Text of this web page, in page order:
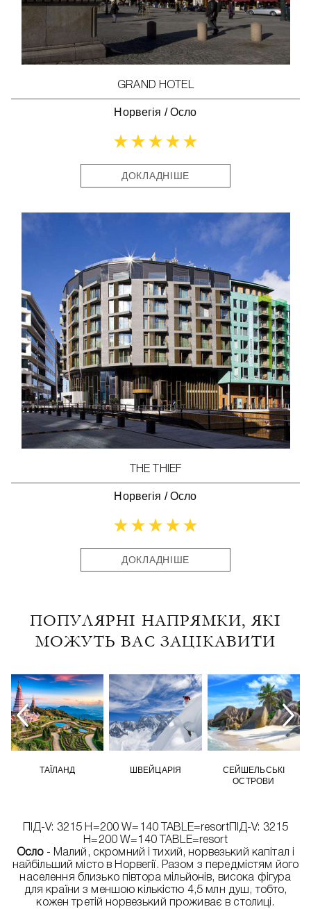
GRAND HOTEL
Норвегія /Осло
ДОКЛАДНІШЕ
THE THIEF
Норвегія /Осло
ДОКЛАДНІШЕ
ПОПУЛЯРНІ НАПРЯМКИ, ЯКІ
МОЖУТЬ ВАС ЗАЦІКАВИТИ
ТАЇЛАНД ШВЕЙЦАРІЯ
СЕЙШЕЛЬСЬКІ
ОСТРОВИ
ПІД-V: 3215 H=200 W=140 TABLE=resortПІД-V: 3215
H=200 W=140 TABLE=resort
Осло- Малий, скромний і тихий, норвезький капітал і
найбільший місто в Норвегії. Разом з передмістям його
населення близько півтора мільйонів, висока фігура
для країни з меншою кількістю 4,5 млн душ, тобто,
кожен третій норвезький проживає в столиці.